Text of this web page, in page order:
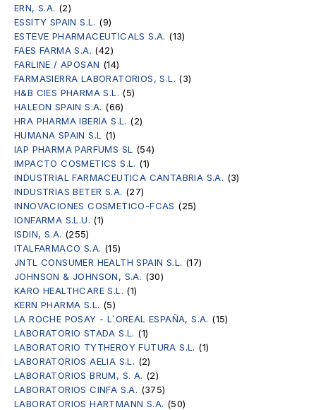
ERN, S.A. (2)
ESSITY SPAIN S.L. (9)
ESTEVE PHARMACEUTICALS S.A. (13)
FAES FARMA S.A. (42)
FARLINE / APOSAN (14)
FARMASIERRA LABORATORIOS, S.L. (3)
H&B CIES PHARMA S.L. (5)
HALEON SPAIN S.A. (66)
HRA PHARMA IBERIA S.L. (2)
HUMANA SPAIN S.L
(1)
IAP PHARMA PARFUMS SL
(54)
IMPACTO COSMETICS S.L. (1)
INDUSTRIAL FARMACEUTICA CANTABRIA S.A. (3)
INDUSTRIAS BETER S.A. (27)
INNOVACIONES COSMETICO-FCAS (25)
IONFARMA S.L.U. (1)
ISDIN, S.A. (255)
ITALFARMACO S.A. (15)
JNTL CONSUMER HEALTH SPAIN S.L. (17)
JOHNSON & JOHNSON, S.A. (30)
KARO HEALTHCARE S.L. (1)
KERN PHARMA S.L. (5)
LA ROCHE POSAY - L´OREAL ESPAÑA, S.A. (15)
LABORATORIO STADA S.L. (1)
LABORATORIO TYTHEROY FUTURA S.L. (1)
LABORATORIOS AELIA S.L. (2)
LABORATORIOS BRUM, S. A. (2)
LABORATORIOS CINFA S.A. (375)
LABORATORIOS HARTMANN S.A. (50)